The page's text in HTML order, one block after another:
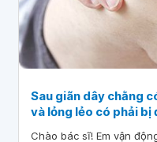
Sau giãn dây chằng
và lỏng lẻo có phải
Chào bác sĩ! Em vận